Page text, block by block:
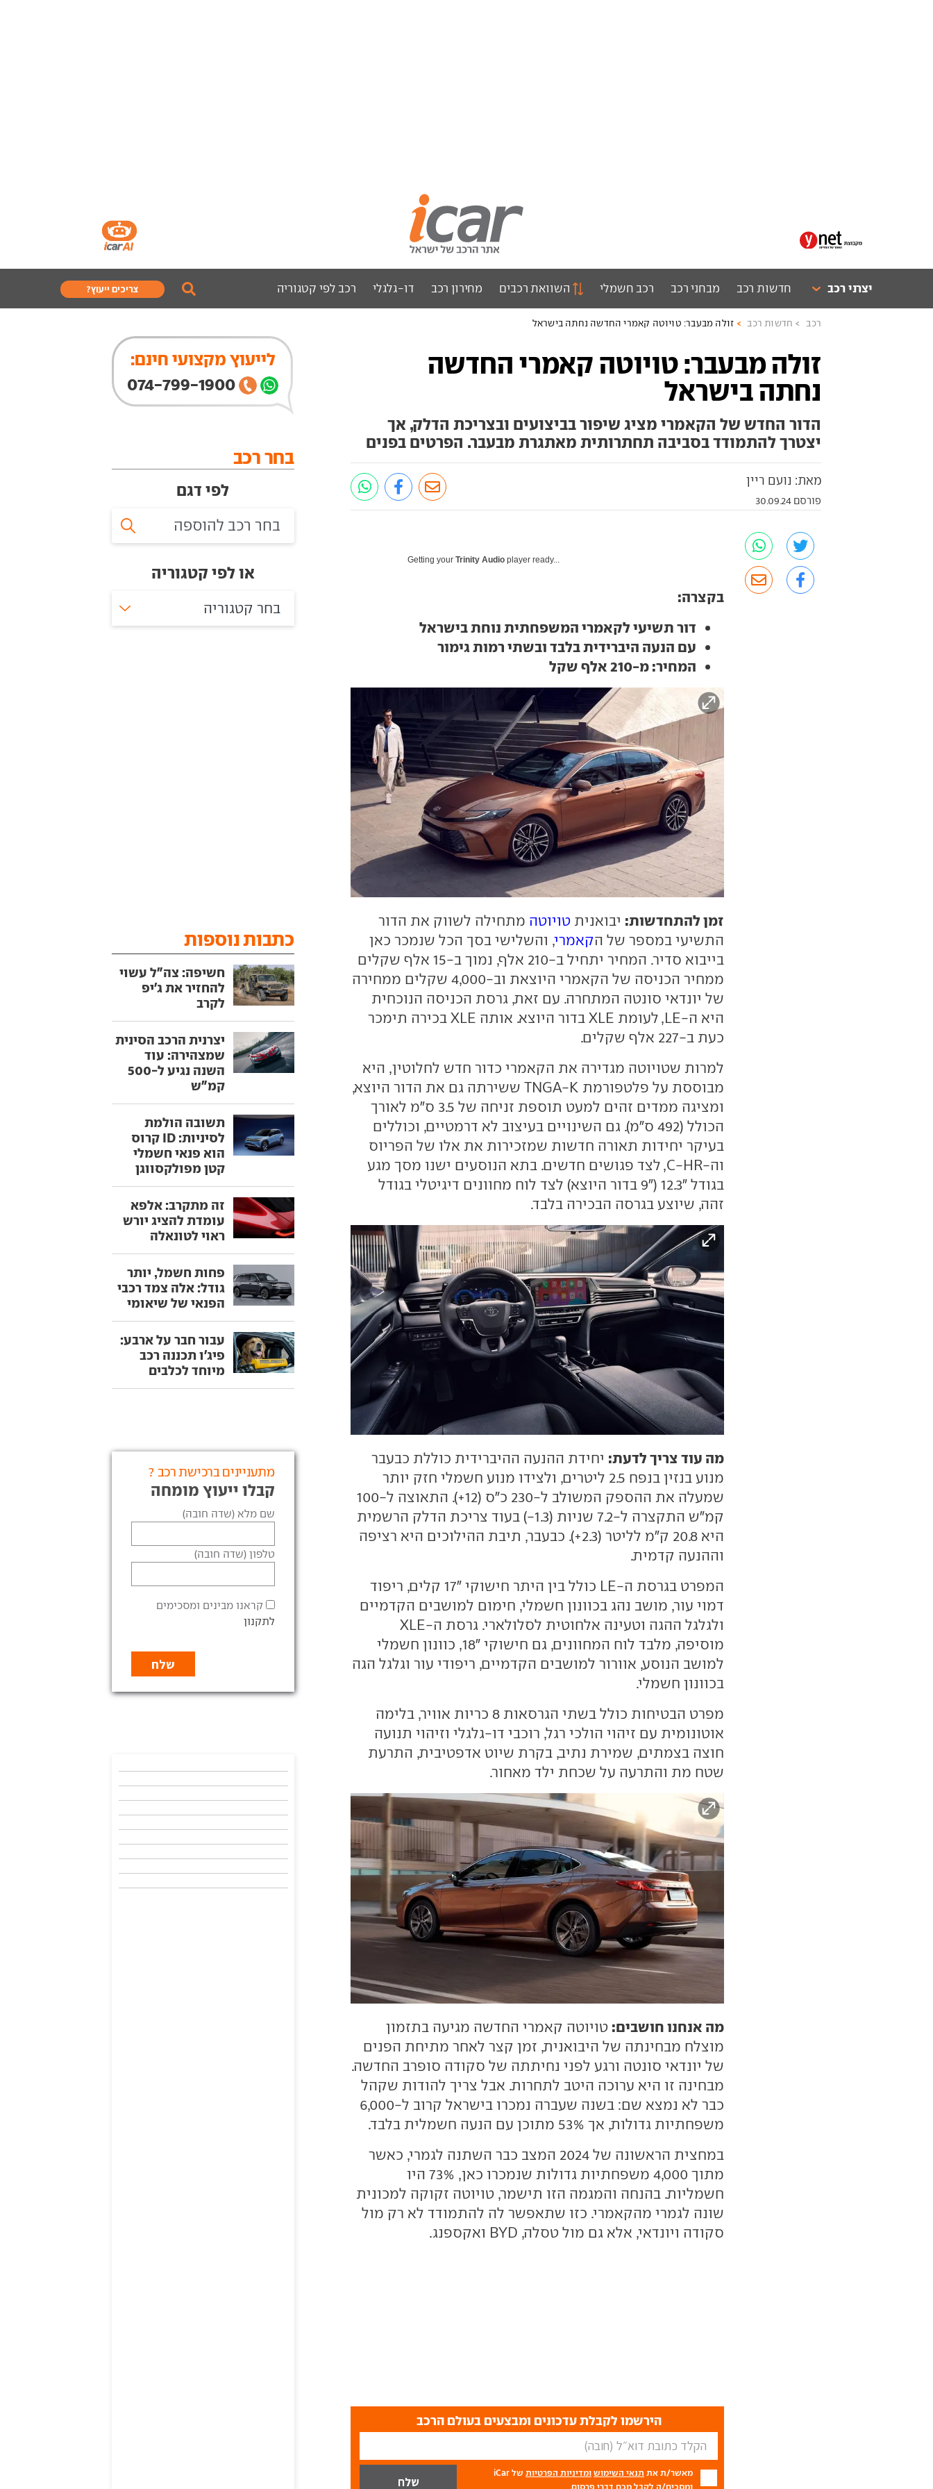
יצרני רכב חדשות רכב מבחני רכב רכב חשמלי השוואת רכבים מחירון רכב דו-גלגלי רכב לפי קטגוריה צריכים ייעוץ?
רכב חדשות רכב זולה מבעבר: טויוטה קאמרי החדשה נחתה בישראל
זולה מבעבר: טויוטה קאמרי החדשה
נחתה בישראל
הדור החדש של הקאמרי מציג שיפור בביצועים ובצריכת הדלק, אך
יצטרך להתמודד בסביבה תחתרותית מאתגרת מבעבר. הפרטים בפנים
מאת: נועם ריין
פורסם 30.09.24
Getting yourTrinity Audio player ready...
בקצרה:
דור תשיעי לקאמרי המשפחתית נוחת בישראל
עם הנעה היברידית בלבד ובשתי רמות גימור
המחיר: מ-210 אלף שקל
זמן להתחדשות: יבואנית טויוטה מתחילה לשווק את הדור
התשיעי במספר של הקאמרי, והשלישי בסך הכל שנמכר כאן
בייבוא סדיר. המחיר יתחיל ב-210 אלף, נמוך ב-15 אלף שקלים
ממחיר הכניסה של הקאמרי היוצאת וב-4,000 שקלים ממחירה
של יונדאי סונטה המתחרה. עם זאת, גרסת הכניסה הנוכחית
היא ה-LE, לעומת XLE בדור היוצא. אותה XLE בכירה תימכר
כעת ב-227 אלף שקלים.
למרות שטויוטה מגדירה את הקאמרי כדור חדש לחלוטין, היא
מבוססת על פלטפורמת TNGA-K ששירתה גם את הדור היוצא,
ומציגה ממדים זהים למעט תוספת זניחה של 3.5 ס"מ לאורך
הכולל (492 ס"מ). גם השינויים בעיצוב לא דרמטיים, וכוללים
בעיקר יחידות תאורה חדשות שמזכירות את אלו של הפריוס
וה-C-HR, לצד פגושים חדשים. בתא הנוסעים ישנו מסך מגע
בגודל "12.3 ("9 בדור היוצא) לצד לוח מחוונים דיגיטלי בגודל
זהה, שיוצע בגרסה הבכירה בלבד.
מה עוד צריך לדעת: יחידת ההנעה ההיברידית כוללת כבעבר
מנוע בנזין בנפח 2.5 ליטרים, ולצידו מנוע חשמלי חזק יותר
שמעלה את ההספק המשולב ל-230 כ"ס (12+). התאוצה ל-100
קמ"ש התקצרה ל-7.2 שניות (1.3-) בעוד צריכת הדלק הרשמית
היא 20.8 ק"מ לליטר (2.3+). כבעבר, תיבת ההילוכים היא רציפה
וההנעה קדמית.
המפרט בגרסת ה-LE כולל בין היתר חישוקי "17 קלים, ריפוד
דמוי עור, מושב נהג בכוונון חשמלי, חימום למושבים הקדמיים
ולגלגל ההגה וטעינה אלחוטית לסלולארי. גרסת ה-XLE
מוסיפה, מלבד לוח המחוונים, גם חישוקי "18, כוונון חשמלי
למושב הנוסע, אוורור למושבים הקדמיים, ריפודי עור וגלגל הגה
בכוונון חשמלי.
מפרט הבטיחות כולל בשתי הגרסאות 8 כריות אוויר, בלימה
אוטונומית עם זיהוי הולכי רגל, רוכבי דו-גלגלי וזיהוי תנועה
חוצה בצמתים, שמירת נתיב, בקרת שיוט אדפטיבית, התרעת
שטח מת והתרעה על שכחת ילד מאחור.
מה אנחנו חושבים: טויוטה קאמרי החדשה מגיעה בתזמון
מוצלח מבחינתה של היבואנית, זמן קצר לאחר מתיחת הפנים
של יונדאי סונטה ורגע לפני נחיתתה של סקודה סופרב החדשה.
מבחינה זו היא ערוכה היטב לתחרות. אבל צריך להודות שקהל
כבר לא נמצא שם: בשנה שעברה נמכרו בישראל קרוב ל-6,000
משפחתיות גדולות, אך 53% מתוכן עם הנעה חשמלית בלבד.
במחצית הראשונה של 2024 המצב כבר השתנה לגמרי, כאשר
מתוך 4,000 משפחתיות גדולות שנמכרו כאן, 73% היו
חשמליות. בהנחה והמגמה הזו תישמר, טויוטה זקוקה למכונית
שונה לגמרי מהקאמרי. כזו שתאפשר לה להתמודד לא רק מול
סקודה ויונדאי, אלא גם מול טסלה, BYD ואקספנג.
הירשמו לקבלת עדכונים ומבצעים בעולם הרכב
מאשר/ת את תנאי השימוש ומדיניות הפרטיות
של iCar
ומסכים/ה לקבל מכם דברי פרסום.
לייעוץ מקצועי חינם:
074-799-1900
בחר רכב
לפי דגם
או לפי קטגוריה
בחר קטגוריה
כתבות נוספות
חשיפה: צה"ל עשוי
להחזיר את ג'יפ
לקרב
יצרנית הרכב הסינית
שמצהירה: עוד
השנה נגיע ל-500
קמ"ש
תשובה הולמת
לסיניות: ID קרוס
הוא פנאי חשמלי
קטן מפולקסווגן
זה מתקרב: אלפא
עומדת להציג יורש
ראוי לטונאלה
פחות חשמל, יותר
גודל: אלה צמד רכבי
הפנאי של שיאומי
עבור חבר על ארבע:
פיג'ו תכננה רכב
מיוחד לכלבים
מתעניינים ברכישת רכב ?
קבלו ייעוץ מומחה
שם מלא (שדה חובה)
טלפון (שדה חובה)
קראנו מבינים ומסכימים
לתקנון